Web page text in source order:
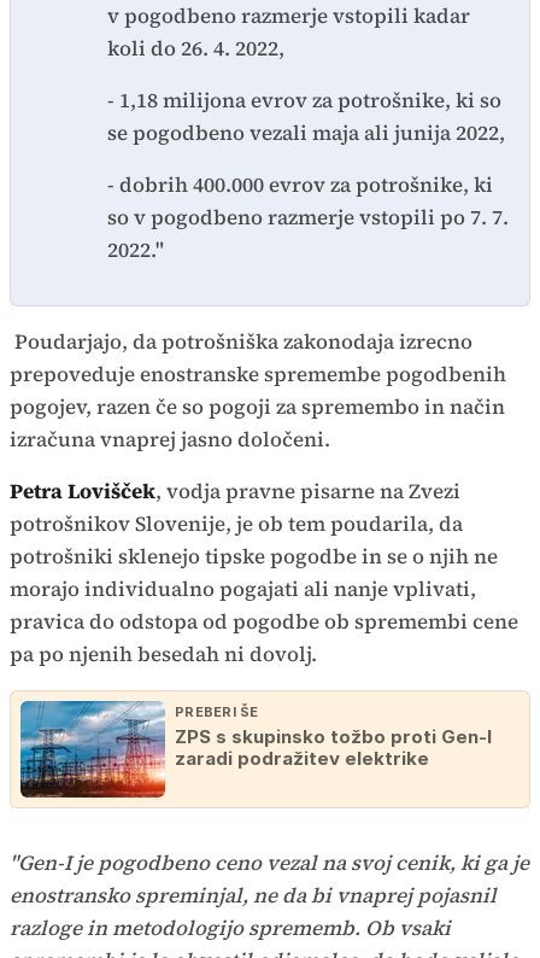
v pogodbeno razmerje vstopili kadar
koli do 26. 4. 2022,
- 1,18 milijona evrov za potrošnike, ki so
se pogodbeno vezali maja ali junija 2022,
- dobrih 400.000 evrov za potrošnike, ki
so v pogodbeno razmerje vstopili po 7. 7.
2022."
Poudarjajo, da potrošniška zakonodaja izrecno
prepoveduje enostranske spremembe pogodbenih
pogojev, razen če so pogoji za spremembo in način
izračuna vnaprej jasno določeni.
Petra Lovišček, vodja pravne pisarne na Zvezi
potrošnikov Slovenije, je ob tem poudarila, da
potrošniki sklenejo tipske pogodbe in se o njih ne
morajo individualno pogajati ali nanje vplivati,
pravica do odstopa od pogodbe ob spremembi cene
pa po njenih besedah ni dovolj.
PREBERI ŠE
ZPS s skupinsko tožbo proti Gen-I
zaradi podražitev elektrike
"Gen-I je pogodbeno ceno vezal na svoj cenik, ki ga je
enostransko spreminjal, ne da bi vnaprej pojasnil
razloge in metodologijo sprememb. Ob vsaki